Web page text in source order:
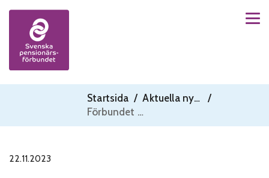
Skip to content
Startsida / Aktuella nyheter
/
Förbundet höjer medlemsavgiften med 3 euro
22.11.2023